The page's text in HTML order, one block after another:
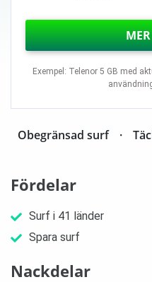
Exempel: Telenor 5 GB med
Obegränsad surf
Fördelar
Surf i 41 länder
Spara surf
Nackdelar